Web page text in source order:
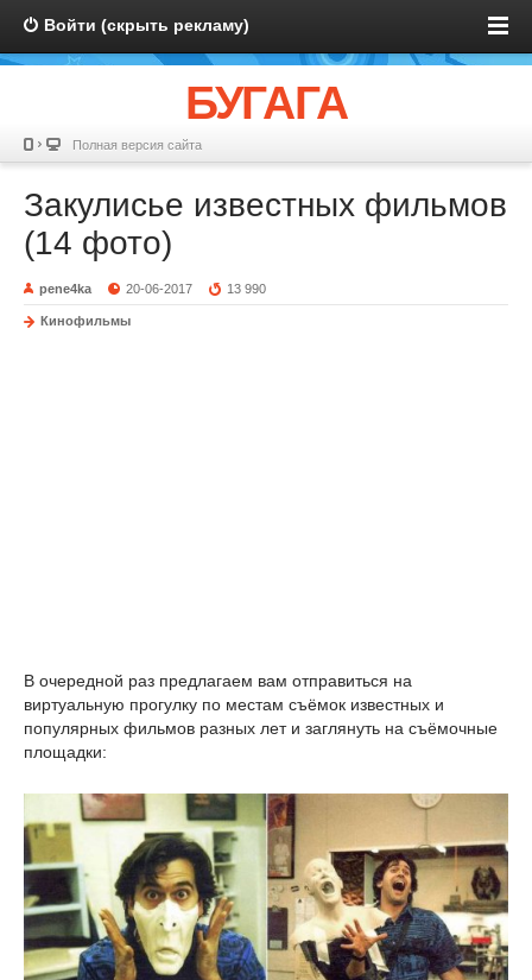
Войти (скрыть рекламу)
БУГАГА
Полная версия сайта
Закулисье известных фильмов
(14 фото)
pene4ka 20-06-2017 13 990
Кинофильмы
В очередной раз предлагаем вам отправиться на
виртуальную прогулку по местам съёмок известных и
популярных фильмов разных лет и заглянуть на съёмочные
площадки: